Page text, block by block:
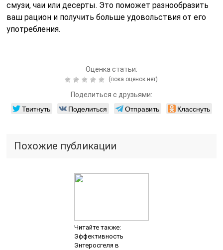
смузи, чаи или десерты. Это поможет разнообразить
ваш рацион и получить больше удовольствия от его
употребления.
Оценка статьи:
(пока оценок нет)
Поделиться с друзьями:
Твитнуть Поделиться Отправить Класснуть
Похожие публикации
Читайте также:
Эффективность
Энтеросгеля в